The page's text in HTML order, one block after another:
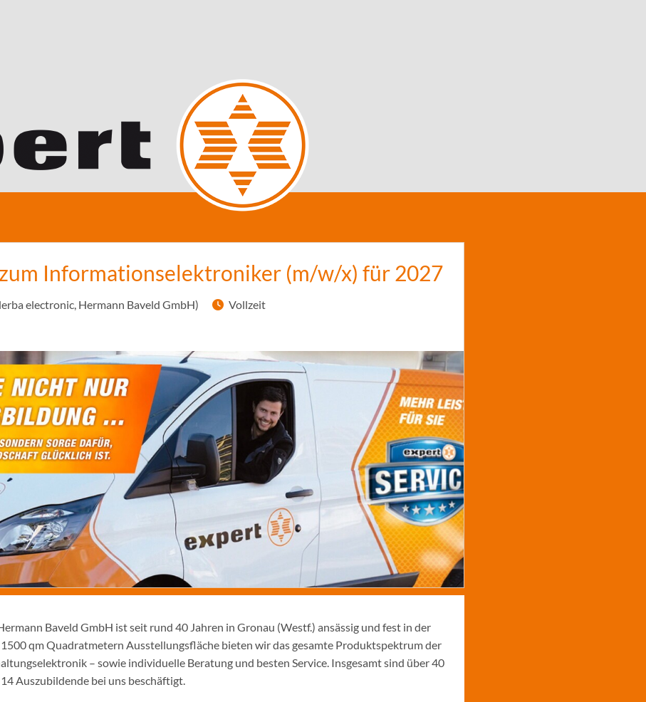
Informationselektroniker (m/w/x) für 2027
electronic, Hermann Baveld GmbH)
Vollzeit
Baveld GmbH ist seit rund 40 Jahren in Gronau (Westf.) ansässig und fest in der
qm Quadratmetern Ausstellungsfläche bieten wir das gesamte Produktspektrum der
– sowie individuelle Beratung und besten Service. Insgesamt sind über 40
Auszubildende bei uns beschäftigt.